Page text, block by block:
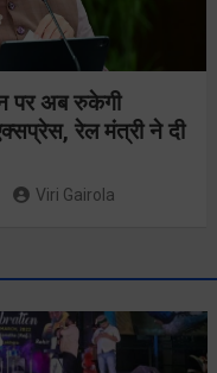
पर अब रुकेगी
रेल मंत्री ने दी
Viri Gairola